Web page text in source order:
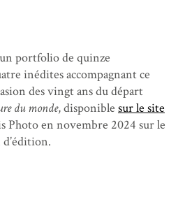
portfolio de quinze
inédites accompagnant ce
des vingt ans du départ
du monde, disponible sur le site
Photo en novembre 2024 sur le
d’édition.